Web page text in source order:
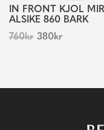
IN FRONT KJOL
ALSIKE 860 BARK
760kr 380kr